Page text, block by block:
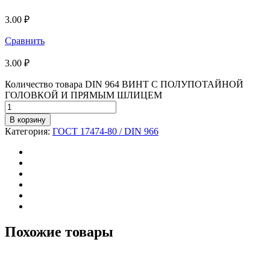
3.00 ₽
Сравнить
3.00 ₽
Количество товара DIN 964 ВИНТ С ПОЛУПОТАЙНОЙ
ГОЛОВКОЙ И ПРЯМЫМ ШЛИЦЕМ
В корзину
Категория: ГОСТ 17474-80 / DIN 966
Похожие товары